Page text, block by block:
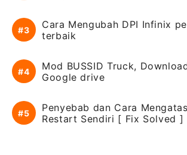
Cara Mengubah DPI Infinix
terbaik
Mod BUSSID Truck,
Google drive
Penyebab dan Cara
Restart Sendiri [ Fix Solved ]